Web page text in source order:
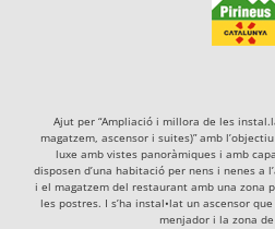
Ajut per “Ampliació i millora de les
magatzem, ascensor i suites)” amb
luxe amb vistes panoràmiques i amb
disposen d’una habitació per nens i nenes a
i el magatzem del restaurant amb una zona
les postres. I s’ha instal•lat un ascensor
menjador i la zona